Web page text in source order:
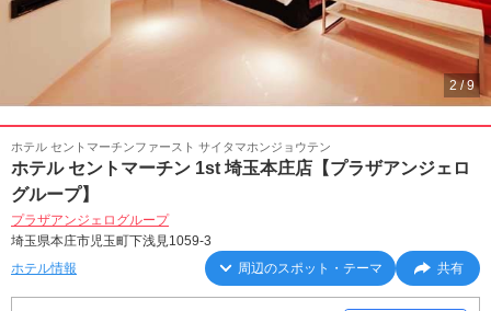
2/9
ホテル セントマーチンファースト サイタマホンジョウテン
ホテル セントマーチン 1st 埼玉本庄店【プラザアンジェロ
グループ】
プラザアンジェログループ
埼玉県本庄市児玉町下浅見1059-3
ホテル情報
周辺のスポット・テーマ 共有